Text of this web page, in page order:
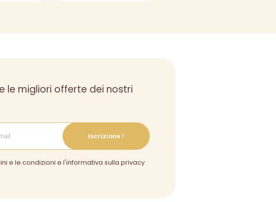
le migliori offerte dei nostri
Iscrizione !
e le condizioni e l'informativa sulla privacy